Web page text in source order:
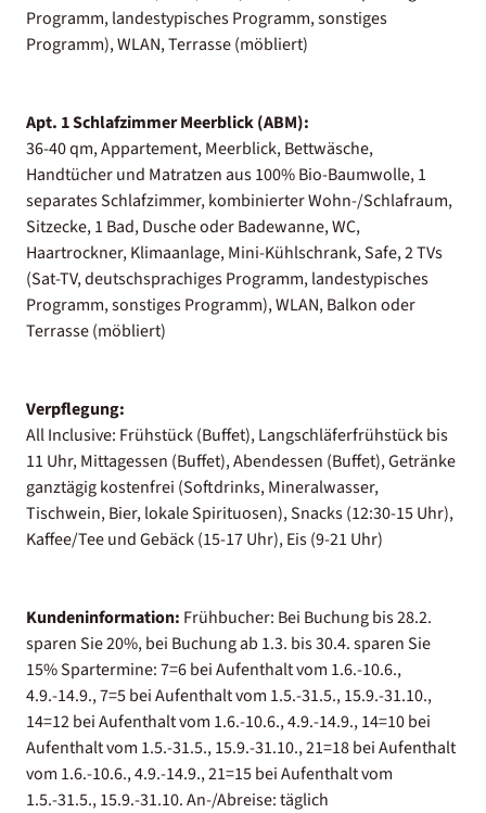
Programm, landestypisches Programm, sonstiges
Programm), WLAN, Terrasse (möbliert)
Apt. 1 Schlafzimmer Meerblick (ABM):
36-40 qm, Appartement, Meerblick, Bettwäsche,
Handtücher und Matratzen aus 100% Bio-Baumwolle, 1
separates Schlafzimmer, kombinierter Wohn-/Schlafraum,
Sitzecke, 1 Bad, Dusche oder Badewanne, WC,
Haartrockner, Klimaanlage, Mini-Kühlschrank, Safe, 2 TVs
(Sat-TV, deutschsprachiges Programm, landestypisches
Programm, sonstiges Programm), WLAN, Balkon oder
Terrasse (möbliert)
Verpflegung:
All Inclusive: Frühstück (Buffet), Langschläferfrühstück bis
11 Uhr, Mittagessen (Buffet), Abendessen (Buffet), Getränke
ganztägig kostenfrei (Softdrinks, Mineralwasser,
Tischwein, Bier, lokale Spirituosen), Snacks (12:30-15 Uhr),
Kaffee/Tee und Gebäck (15-17 Uhr), Eis (9-21 Uhr)
Kundeninformation: Frühbucher: Bei Buchung bis 28.2.
sparen Sie 20%, bei Buchung ab 1.3. bis 30.4. sparen Sie
15% Spartermine: 7=6 bei Aufenthalt vom 1.6.-10.6.,
4.9.-14.9., 7=5 bei Aufenthalt vom 1.5.-31.5., 15.9.-31.10.,
14=12 bei Aufenthalt vom 1.6.-10.6., 4.9.-14.9., 14=10 bei
Aufenthalt vom 1.5.-31.5., 15.9.-31.10., 21=18 bei Aufenthalt
vom 1.6.-10.6., 4.9.-14.9., 21=15 bei Aufenthalt vom
1.5.-31.5., 15.9.-31.10. An-/Abreise: täglich